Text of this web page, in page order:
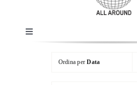
Toggle
Navigation
Chi siamo
Ordina perData